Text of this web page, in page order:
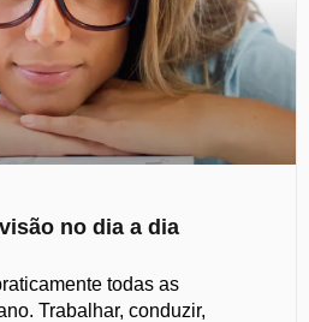
no dia a dia
todas as
Trabalhar, conduzir,